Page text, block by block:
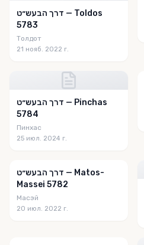
דרך הבעש״ט — Toldos
5783
Толдот
21 нояб. 2022 г.
דרך הבעש״ט — Pinchas
5784
Пинхас
25 июл. 2024 г.
דרך הבעש״ט — Matos-
Massei 5782
Масэй
20 июл. 2022 г.